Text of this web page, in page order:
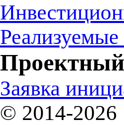
Заявка
© 2014-2026